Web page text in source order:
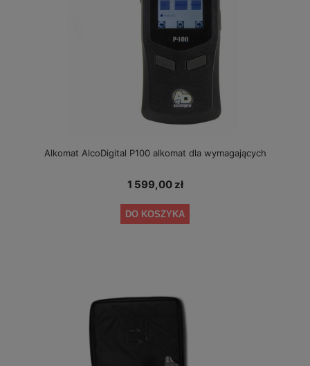
Alkomat AlcoDigital P100 alkomat dla wymagających
1 599,00 zł
DO KOSZYKA